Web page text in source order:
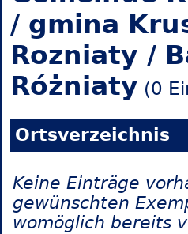
/ gmina
Rozniaty /
Różniaty (0
Ortsverzeichnis
Keine Einträge
gewünschten
womöglich bereits